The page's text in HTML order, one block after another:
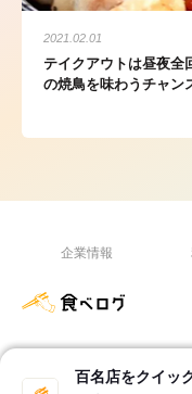
百名店をクイッ
2021.02.01
テイクアウトは昼夜全
の焼鳥を味わうチャン
企業情報